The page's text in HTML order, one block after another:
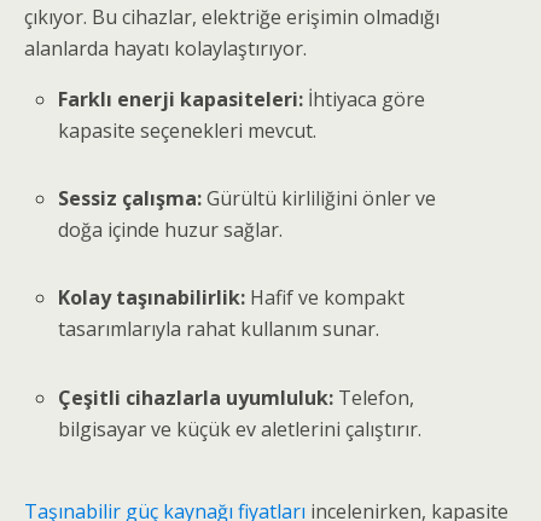
çıkıyor. Bu cihazlar, elektriğe erişimin olmadığı
alanlarda hayatı kolaylaştırıyor.
Farklı enerji kapasiteleri: İhtiyaca göre
kapasite seçenekleri mevcut.
Sessiz çalışma:Gürültü kirliliğini önler ve
doğa içinde huzur sağlar.
Kolay taşınabilirlik: Hafif ve kompakt
tasarımlarıyla rahat kullanım sunar.
Çeşitli cihazlarla uyumluluk: Telefon,
bilgisayar ve küçük ev aletlerini çalıştırır.
Taşınabilir güç kaynağı fiyatları incelenirken, kapasite